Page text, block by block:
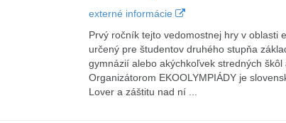
externé informácie
Prvý ročník tejto vedomostnej hry v oblasti
určený pre študentov druhého stupňa
gymnázií alebo akýchkoľvek stredných škôl
Organizátorom EKOOLYMPIÁDY je
Lover a záštitu nad ní ...